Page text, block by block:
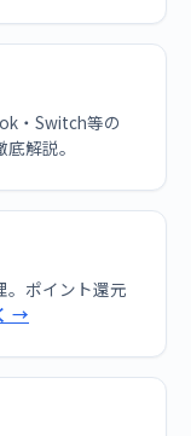
・Switch等の
解説。
。ポイント還元
→